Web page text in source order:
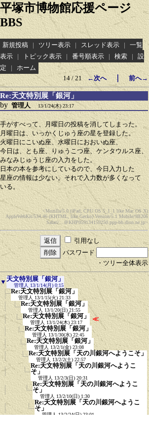
平塚市博物館応援ページ
BBS
新規投稿 | ツリー表示 | スレッド表示 |
一覧
表示
| トピック表示 | 番号順表示 | 検索 |
設
定
|
ホーム
14 / 21
←次へ｜ 前へ→
Re:天文特別展「銀河」
by 管理人 13/1/24(木) 23:17
手がすべって、月曜日の投稿を消してしまった。
月曜日は、いっかくじゅう座の星を登録した。
火曜日にこいぬ座、水曜日におおいぬ座、
今日は、とも座、りゅうこつ座、ケンタウルス座、
みなみじゅうじ座の入力をした。
日本の本を参考にしているので、今日入力した
星座の情報は少ない。それで入力数が多くなって
いる。
<Mozilla/5.0 (iPad; CPU OS 5_1_1 like Mac OS X)
AppleWebKit/534.46 (KHTML, like Gecko) Version/5.1 Mobile/9B206
Safari/...＠KHP059134159250.ppp-bb.dion.ne.jp>
引用なし
パスワード
・ツリー全体表示
▼ 天文特別展「銀河」
管理人 13/1/14(月) 0:15
Re:天文特別展「銀河」
管理人 13/1/15(火) 21:33
Re:天文特別展「銀河」
管理人 13/1/20(日) 21:55
Re:天文特別展「銀河」
管理人 13/1/24(木) 23:17
≪
Re:天文特別展「銀河」
管理人 13/1/30(水) 22:45
Re:天文特別展「銀河」
管理人 13/2/1(金) 23:08
Re:天文特別展「天の川銀河へようこそ」
管理人 13/2/2(土) 22:57
Re:天文特別展「天の川銀河へようこ
そ」
管理人 13/2/3(日) 20:31
Re:天文特別展「天の川銀河へようこ
そ」
管理人 13/2/10(日) 1:30
Re:天文特別展「天の川銀河へようこ
そ」
管理人 13/2/24(日) 23:01